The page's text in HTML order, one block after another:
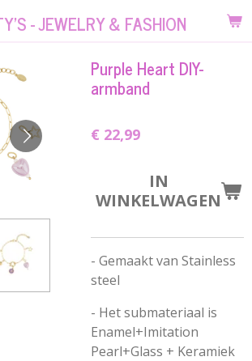
- JEWELRY & FASHION
Purple Heart DIY-
armband
€ 22,99
IN
WINKELWAGEN
- Gemaakt van Stainless
steel
- Het submateriaal is
Enamel+Imitation
Pearl+Glass + Keramiek